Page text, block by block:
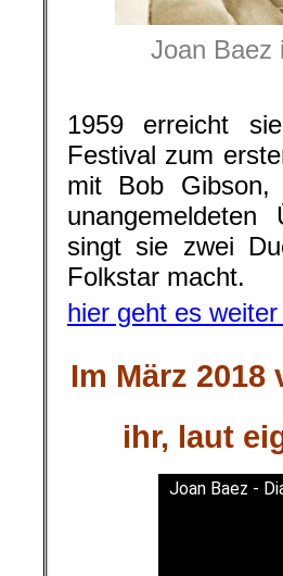
Joan Baez
1959 erreicht
Festival zum
mit Bob Gibson,
singt sie zwei
Folkstar macht.
hier geht es
Im März
ihr, laut
Joan Baez -